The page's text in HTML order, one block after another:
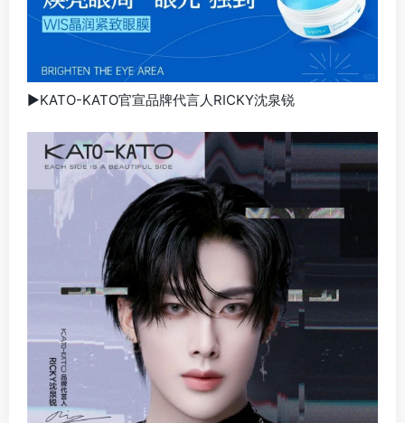
▶KATO-KATO官宣品牌代言人RICKY沈泉锐